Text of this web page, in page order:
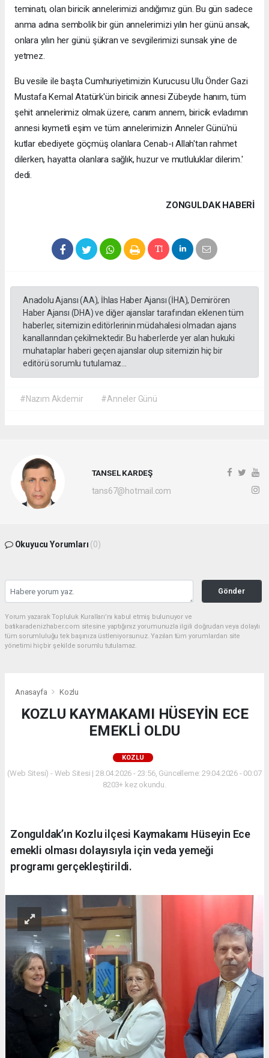
teminatı, olan biricik annelerimizi andığımız gün. Bu gün sadece
anma adına sembolik bir gün annelerimizi yılın her günü ansak,
onlara yılın her günü şükran ve sevgilerimizi sunsak yine de
yetmez.
Bu vesile ile başta Cumhuriyetimizin Kurucusu Ulu Önder Gazi
Mustafa Kemal Atatürk'ün biricik annesi Zübeyde hanım, tüm
şehit annelerimiz olmak üzere, canım annem, biricik evladımın
annesi kıymetli eşim ve tüm annelerimizin Anneler Günü'nü
kutlar ebediyete göçmüş olanlara Cenab-ı Allah'tan rahmet
dilerken, hayatta olanlara sağlık, huzur ve mutluluklar dilerim.'
dedi.
ZONGULDAK HABERİ
Anadolu Ajansı (AA), İhlas Haber Ajansı (İHA), Demirören
Haber Ajansı (DHA) ve diğer ajanslar tarafından eklenen tüm
haberler, sitemizin editörlerinin müdahalesi olmadan ajans
kanallarından çekilmektedir. Bu haberlerde yer alan hukuki
muhataplar haberi geçen ajanslar olup sitemizin hiç bir
editörü sorumlu tutulamaz...
#Nazım Akdemir #Anneler Günü
TANSEL KARDEŞ
tans67@hotmail.com
Okuyucu Yorumları (0)
Gönder
Yorum yazarak Topluluk Kuralları’nı kabul etmiş bulunuyor ve
batikaradenizhaber.com sitesine yaptığınız yorumunuzla ilgili doğrudan veya dolaylı
tüm sorumluluğu tek başınıza üstleniyorsunuz. Yazılan tüm yorumlardan site
yönetimi hiçbir şekilde sorumlu tutulamaz.
Anasayfa Kozlu
KOZLU KAYMAKAMI HÜSEYİN ECE
EMEKLİ OLDU
KOZLU
(Web Sitesi) - Web Sitesi | 28.04.2026 - 23:56, Güncelleme: 29.04.2026 - 00:07
8203+ kez okundu.
Zonguldak’ın Kozlu ilçesi Kaymakamı Hüseyin Ece
emekli olması dolayısıyla için veda yemeği
programı gerçekleştirildi.